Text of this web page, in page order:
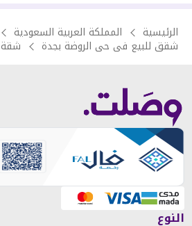
الرئيسية المملكة العربية السعودية
شقق للبيع فى حى الروضة بجدة شقة
النوع